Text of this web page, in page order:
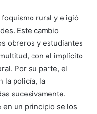
rural y eligió
Este cambio
obreros y estudiantes
con el implícito
Por su parte, el
la policía, la
sucesivamente.
en un principio se los